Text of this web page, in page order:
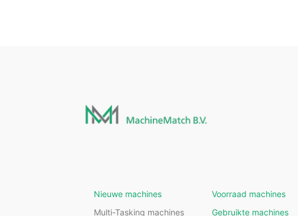
Nieuwe machines
Multi-Tasking machines
Voorraad machines
Gebruikte machines